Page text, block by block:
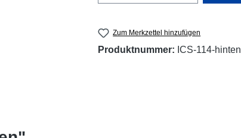
Zum Merkzettel hinzufügen
Produktnummer: ICS-114-hinten